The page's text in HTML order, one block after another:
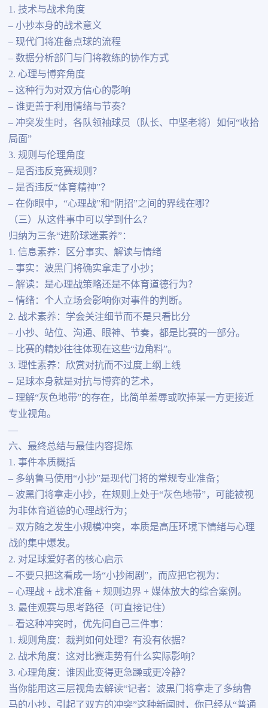
1. 技术与战术角度
– 小抄本身的战术意义
– 现代门将准备点球的流程
– 数据分析部门与门将教练的协作方式
2. 心理与博弈角度
– 这种行为对双方信心的影响
– 谁更善于利用情绪与节奏？
– 冲突发生时，各队领袖球员（队长、中坚老将）如何“收拾
局面”
3. 规则与伦理角度
– 是否违反竞赛规则？
– 是否违反“体育精神”？
– 在你眼中，“心理战”和“阴招”之间的界线在哪？
（三）从这件事中可以学到什么？
归纳为三条“进阶球迷素养”：
1. 信息素养：区分事实、解读与情绪
– 事实：波黑门将确实拿走了小抄；
– 解读：是心理战策略还是不体育道德行为？
– 情绪：个人立场会影响你对事件的判断。
2. 战术素养：学会关注细节而不是只看比分
– 小抄、站位、沟通、眼神、节奏，都是比赛的一部分。
– 比赛的精妙往往体现在这些“边角料”。
3. 理性素养：欣赏对抗而不过度上纲上线
– 足球本身就是对抗与博弈的艺术，
– 理解“灰色地带”的存在，比简单羞辱或吹捧某一方更接近
专业视角。
—
六、最终总结与最佳内容提炼
1. 事件本质概括
– 多纳鲁马使用“小抄”是现代门将的常规专业准备；
– 波黑门将拿走小抄，在规则上处于“灰色地带”，可能被视
为非体育道德的心理战行为；
– 双方随之发生小规模冲突，本质是高压环境下情绪与心理
战的集中爆发。
2. 对足球爱好者的核心启示
– 不要只把这看成一场“小抄闹剧”，而应把它视为：
– 心理战 + 战术准备 + 规则边界 + 媒体放大的综合案例。
3. 最佳观赛与思考路径（可直接记住）
– 看这种冲突时，优先问自己三件事：
1. 规则角度：裁判如何处理？有没有依据？
2. 战术角度：这对比赛走势有什么实际影响？
3. 心理角度：谁因此变得更急躁或更冷静？
当你能用这三层视角去解读“记者：波黑门将拿走了多纳鲁
马的小抄，引起了双方的冲突”这种新闻时，你已经从“普通